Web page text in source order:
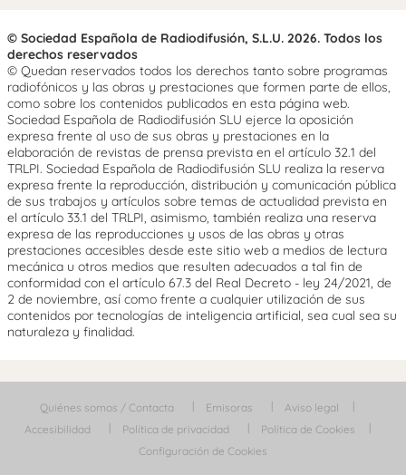
© Sociedad Española de Radiodifusión, S.L.U. 2026. Todos los
derechos reservados
© Quedan reservados todos los derechos tanto sobre programas
radiofónicos y las obras y prestaciones que formen parte de ellos,
como sobre los contenidos publicados en esta página web.
Sociedad Española de Radiodifusión SLU ejerce la oposición
expresa frente al uso de sus obras y prestaciones en la
elaboración de revistas de prensa prevista en el artículo 32.1 del
TRLPI. Sociedad Española de Radiodifusión SLU realiza la reserva
expresa frente la reproducción, distribución y comunicación pública
de sus trabajos y artículos sobre temas de actualidad prevista en
el artículo 33.1 del TRLPI, asimismo, también realiza una reserva
expresa de las reproducciones y usos de las obras y otras
prestaciones accesibles desde este sitio web a medios de lectura
mecánica u otros medios que resulten adecuados a tal fin de
conformidad con el artículo 67.3 del Real Decreto - ley 24/2021, de
2 de noviembre, así como frente a cualquier utilización de sus
contenidos por tecnologías de inteligencia artificial, sea cual sea su
naturaleza y finalidad.
Quiénes somos / Contacta Emisoras
Aviso legal
Accesibilidad
Política de privacidad
Política de Cookies
Configuración de Cookies